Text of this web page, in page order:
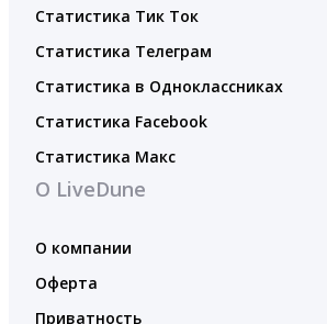
Статистика Тик Ток
Статистика Телеграм
Статистика в Одноклассниках
Статистика Facebook
Статистика Макс
О LiveDune
О компании
Оферта
Приватность